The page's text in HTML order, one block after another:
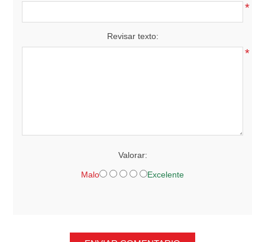
*
Revisar texto:
*
Valorar:
Malo Excelente